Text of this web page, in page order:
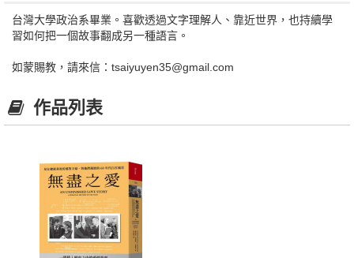
台灣大學政治系畢業。喜歡透過文字理解人、靠近世界，也持續學
習如何把一個故事翻成另一種語言。
如蒙賜教，請來信：tsaiyuyen35@gmail.com
作品列表